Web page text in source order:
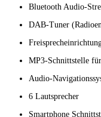
Bluetooth Audio-
DAB-Tuner
MP3-Schnittstelle
Audio-
6 Lautsprecher
Smartphone